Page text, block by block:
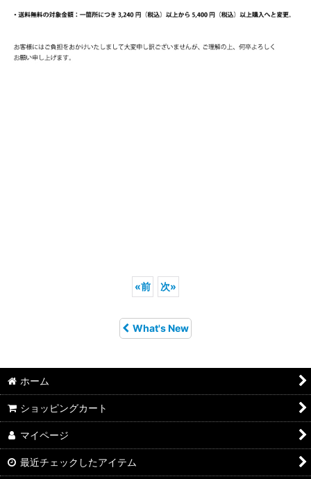
«前 次»
What's New
ホーム
ショッピングカート
マイページ
最近チェックしたアイテム